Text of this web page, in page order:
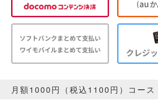
月額1000円（税込1100円）コース